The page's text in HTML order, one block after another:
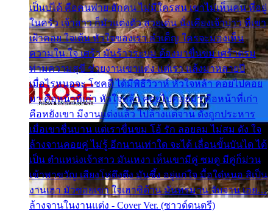
เป็นบ่ได้ คือคนพ่าย ฮักคน ไม่มีใครสน เขาไม่เห็นคน ที่อยู่
ในครัว เจ้าสาว ก็มัวแต่งตัว สวยเด่น นั่งเคียงเจ้าบ่าว ที่เขา
เฝ้าคอย ใจเต้น หัวใจของเรา ลำเค็ญ ใครจะมองเห็น
ความใน ใจ เศร้า มันร้าวระบม ต้องมาขื่นขม เศร้าตรม
ท่ามความสุขี ช่วยงานเขาแต่ง แต่เรา แล้งมาหลายปี
เมื่อไรหนอจะ โชคดี ได้มีพิธีวิวาห์ หัวใจหล้า คอยไปคอย
มา คือหน้าที่เก่า หัวใจหล้า คอยไปคอยมา คือหน้าที่เก่า
คือหยังเขา มีงานแต่งแล้ว ไปล้างแต่จาน ดั่งถูกประหาร
เมื่อเขาชื่นบาน แต่เราขื่นขม โอ้ รัก ลอยลม ไม่สม ดัง ใจ
ล้างจานคอยคู่ ไม่รู้ อีกนานเท่าใด จะได้ เลื่อนขั้นบันได ได้
เป็น ตำแหน่งเจ้าสาว มันเหงา เห็นเขามีคู่ ซมดู มีคู่ก็ม่วน
เข้าพาขวัญ เสียงโห่ตึงตึง มันซึ้ง อยู่แก่ใจ มื้อใด๋หนอ สิเป็น
งานเฮา มัวซอยเขา ใจเฮาซิด้าน มันทรมาน จับจาน เอย…
ล้างจานในงานแต่ง - Cover Ver. (ซาวด์ดนตรี)